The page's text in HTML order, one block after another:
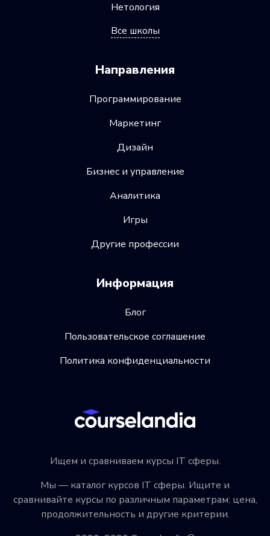
Ищем и сравниваем курсы IT сферы.
Мы — каталог курсов IT сферы. Ищите и
сравнивайте курсы по различным параметрам: цена,
продолжительность и другие критерии.
Нетология
Все школы
Направления
Программирование
Маркетинг
Дизайн
Бизнес и управление
Аналитика
Игры
Другие профессии
Информация
Блог
Пользовательское соглашение
Политика конфиденциальности